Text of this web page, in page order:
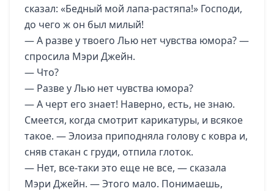
сказал: «Бедный мой лапа-растяпа!» Господи,
до чего ж он был милый!
— А разве у твоего Лью нет чувства юмора? —
спросила Мэри Джейн.
— Что?
— Разве у Лью нет чувства юмора?
— А черт его знает! Наверно, есть, не знаю.
Смеется, когда смотрит карикатуры, и всякое
такое. — Элоиза приподняла голову с ковра и,
сняв стакан с груди, отпила глоток.
— Нет, все-таки это еще не все, — сказала
Мэри Джейн. — Этого мало. Понимаешь,